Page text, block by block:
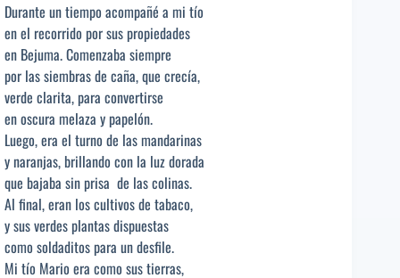
Durante un tiempo acompañé a mi tío
en el recorrido por sus propiedades
en Bejuma. Comenzaba siempre
por las siembras de caña, que crecía,
verde clarita, para convertirse
en oscura melaza y papelón.
Luego, era el turno de las mandarinas
y naranjas, brillando con la luz dorada
que bajaba sin prisa de las colinas.
Al final, eran los cultivos de tabaco,
y sus verdes plantas dispuestas
como soldaditos para un desfile.
Mi tío Mario era como sus tierras,